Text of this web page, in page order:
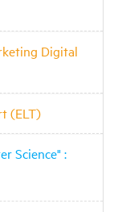
Digital
(ELT)
Science" :